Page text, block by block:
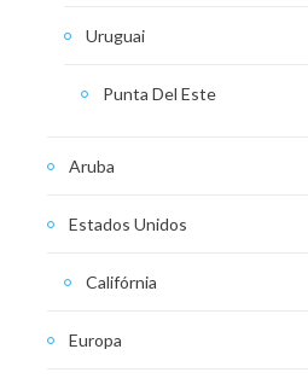
Uruguai
Punta Del Este
Aruba
Estados Unidos
Califórnia
Europa